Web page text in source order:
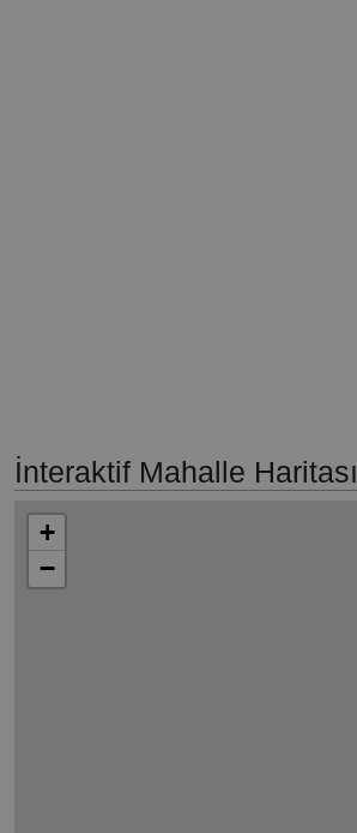
İnteraktif Mahalle Haritası
+
−